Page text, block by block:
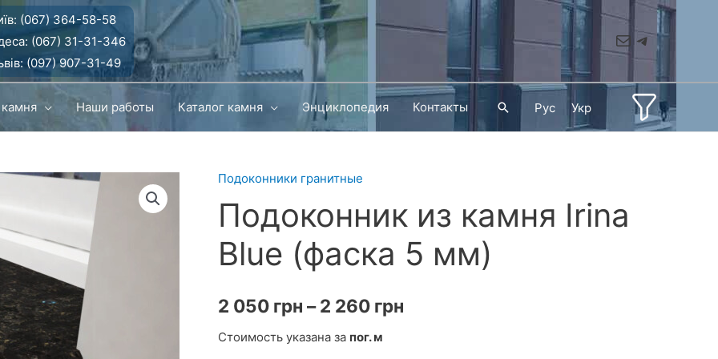
(067) 364-58-58
(067) 31-31-346
(097) 907-31-49
MailTelegram
Наши работы Каталог камня Энциклопедия Контакты ПоискРус Укр
Подоконники гранитные
Подоконник из камня Irina
Blue (фаска 5 мм)
2 050 грн – 2 260 грн
Стоимость указана за пог. м